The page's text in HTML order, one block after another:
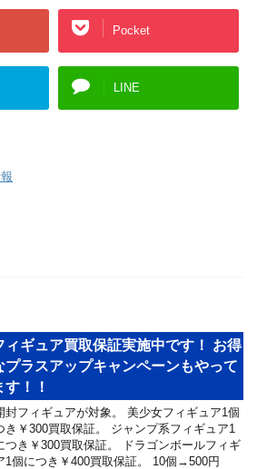
Pocket
LINE
ィギュア買取保証実施中です！ お得
プラスアップキャンペーンもやって
す！！
封フィギュアが対象。 美少女フィギュア1個
き￥300買取保証。 ジャンプ系フィギュア1
つき￥300買取保証。 ドラゴンボールフィギ
1個につき￥400買取保証。 10個→500円